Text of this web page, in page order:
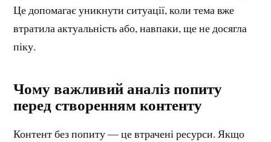
Це допомагає уникнути ситуації, коли тема вже
втратила актуальність або, навпаки, ще не досягла
піку.
Чому важливий аналіз попиту
перед створенням контенту
Контент без попиту — це втрачені ресурси. Якщо